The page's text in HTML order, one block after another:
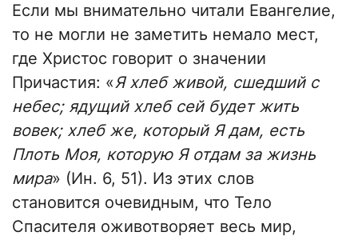
Если мы внимательно читали Евангелие,
то не могли не заметить немало мест,
где Христос говорит о значении
Причастия: «Я хлеб живой, сшедший с
небес; ядущий хлеб сей будет жить
вовек; хлеб же, который Я дам, есть
Плоть Моя, которую Я отдам за жизнь
мира» (Ин. 6, 51). Из этих слов
становится очевидным, что Тело
Спасителя оживотворяет весь мир,